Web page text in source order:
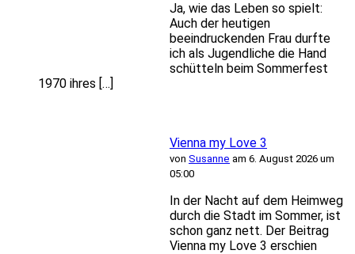
Ja, wie das Leben so spielt:
Auch der heutigen
beeindruckenden Frau durfte
ich als Jugendliche die Hand
schütteln beim Sommerfest
1970 ihres […]
Vienna my Love 3
von Susanne am 6. August 2026 um
05:00
In der Nacht auf dem Heimweg
durch die Stadt im Sommer, ist
schon ganz nett. Der Beitrag
Vienna my Love 3 erschien